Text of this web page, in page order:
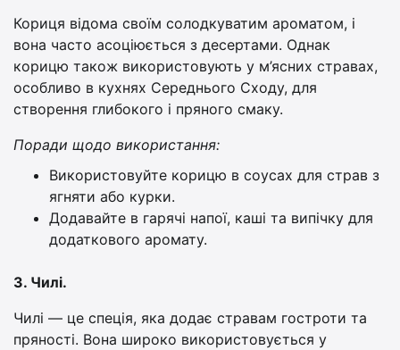
Кориця відома своїм солодкуватим ароматом, і
вона часто асоціюється з десертами. Однак
корицю також використовують у м’ясних стравах,
особливо в кухнях Середнього Сходу, для
створення глибокого і пряного смаку.
Поради щодо використання:
Використовуйте корицю в соусах для страв з
ягняти або курки.
Додавайте в гарячі напої, каші та випічку для
додаткового аромату.
3. Чилі.
Чилі — це спеція, яка додає стравам гостроти та
пряності. Вона широко використовується у